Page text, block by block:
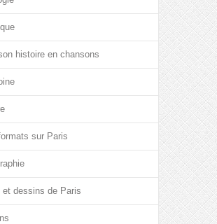
histoire en chansons
sur Paris
et dessins de Paris